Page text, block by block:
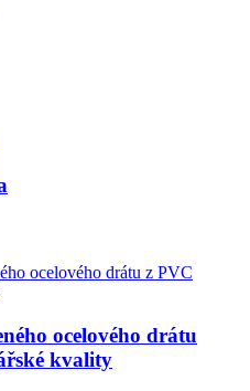
ocelového drátu
kvality